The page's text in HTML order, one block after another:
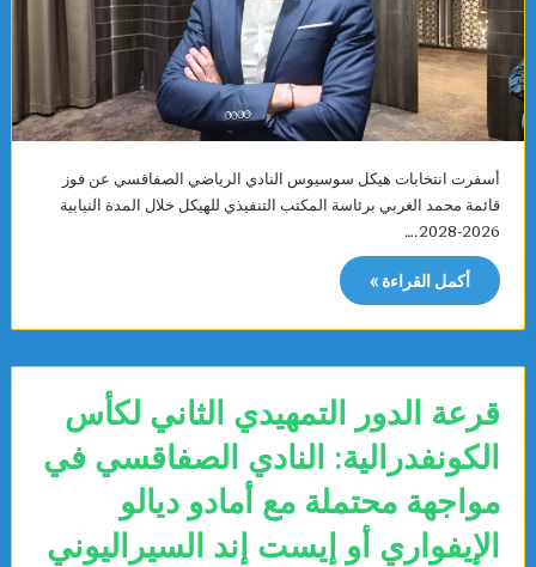
أسفرت انتخابات هيكل سوسيوس النادي الرياضي الصفاقسي عن فوز
قائمة محمد الغربي برئاسة المكتب التنفيذي للهيكل خلال المدة النيابية
2026-2028.…
أكمل القراءة »
قرعة الدور التمهيدي الثاني لكأس
الكونفدرالية: النادي الصفاقسي في
مواجهة محتملة مع أمادو ديالو
الإيفواري أو إيست إند السيراليوني